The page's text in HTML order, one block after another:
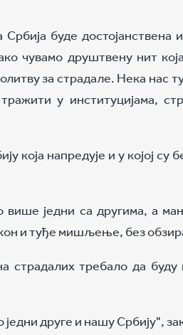
буде
чувамо друштвену нит
за страдале. Нека нас
у институцијама,
која напредује и у којој
једни са другима, а
и туђе мишљење, без
страдалих требало да
друге и нашу Србију",